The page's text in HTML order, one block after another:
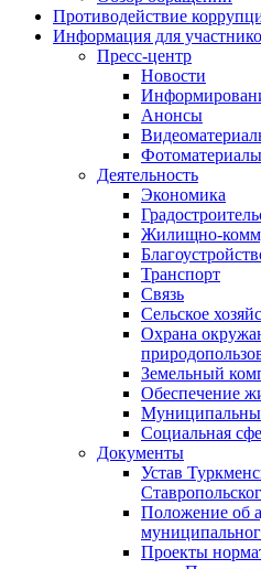
Противодействие
Информация для
Пресс-центр
Новости
Анонсы
Фотоматериалы
Деятельность
Экономика
Жилищно-
Транспорт
Связь
Сельское
Охрана
Земельный
Обеспечение
Социальная
Документы
Устав
Положение об
Проекты